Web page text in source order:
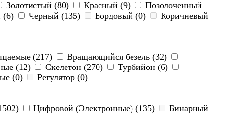
Золотистый (80) Красный (9)
Позолоченный
(6) Черный (135) Бордовый (0)
Коричневый
(217)
Вращающийся безель (32)
(12) Скелетон (270)
Турбийон (6)
(0) Регулятор (0)
Цифровой (Электронные) (135)
Бинарный